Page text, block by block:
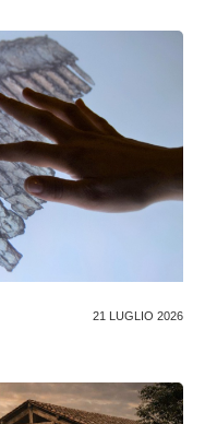
21 LUGLIO 2026